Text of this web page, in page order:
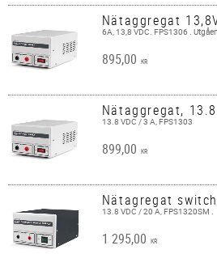
Nätaggregat
6A, 13,8 VDC. FPS1306 .
895,00 KR
Nätaggregat,
13.8 VDC / 3 A, FPS1303
899,00 KR
Nätagregat
13.8 VDC / 20 A, FPS1320SM .
1 295,00 KR